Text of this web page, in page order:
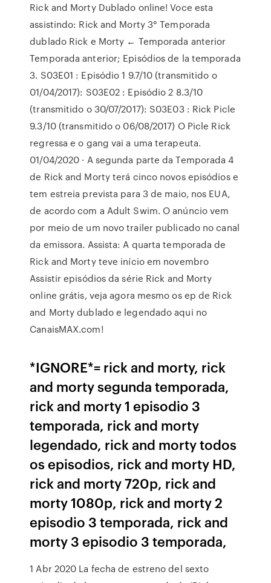
Rick and Morty Dublado online! Voce esta
assistindo: Rick and Morty 3° Temporada
dublado Rick e Morty ← Temporada anterior
Temporada anterior; Episódios de la temporada
3. S03E01 : Episódio 1 9.7/10 (transmitido o
01/04/2017): S03E02 : Episódio 2 8.3/10
(transmitido o 30/07/2017): S03E03 : Rick Picle
9.3/10 (transmitido o 06/08/2017) O Picle Rick
regressa e o gang vai a uma terapeuta.
01/04/2020 · A segunda parte da Temporada 4
de Rick and Morty terá cinco novos episódios e
tem estreia prevista para 3 de maio, nos EUA,
de acordo com a Adult Swim. O anúncio vem
por meio de um novo trailer publicado no canal
da emissora. Assista: A quarta temporada de
Rick and Morty teve início em novembro
Assistir episódios da série Rick and Morty
online grátis, veja agora mesmo os ep de Rick
and Morty dublado e legendado aqui no
CanaisMAX.com!
*IGNORE*= rick and morty, rick
and morty segunda temporada,
rick and morty 1 episodio 3
temporada, rick and morty
legendado, rick and morty todos
os episodios, rick and morty HD,
rick and morty 720p, rick and
morty 1080p, rick and morty 2
episodio 3 temporada, rick and
morty 3 episodio 3 temporada,
1 Abr 2020 La fecha de estreno del sexto